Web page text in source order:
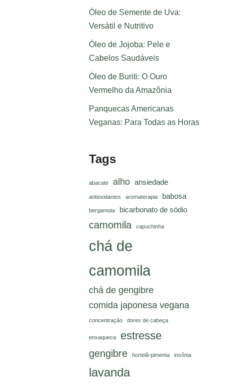
Óleo de Semente de Uva:
Versátil e Nutritivo
Óleo de Jojoba: Pele e
Cabelos Saudáveis
Óleo de Buriti: O Ouro
Vermelho da Amazônia
Panquecas Americanas
Veganas: Para Todas as Horas
Tags
abacate alho ansiedade
antioxidantes aromaterapia babosa
bergamota bicarbonato de sódio
camomila capuchinha
chá de
camomila
chá de gengibre
comida japonesa vegana
concentração dores de cabeça
enxaqueca estresse
gengibre hortelã-pimenta insônia
lavanda